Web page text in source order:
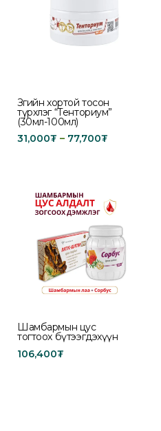
Зөгийн хортой тосон
түрхлэг “Тенториум”
(30мл-100мл)
31,000₮ – 77,700₮
Шамбармын цус
тогтоох бүтээгдэхүүн
106,400₮